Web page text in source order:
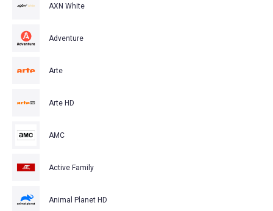
AXN White
Adventure
Arte
Arte HD
AMC
Active Family
Animal Planet HD